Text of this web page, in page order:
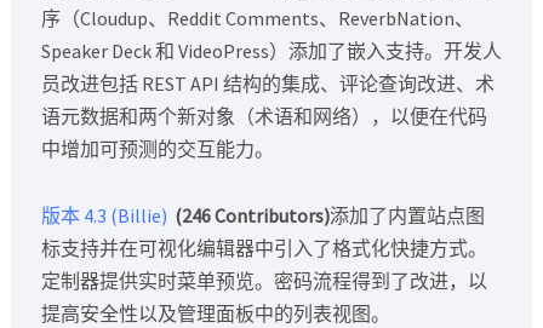
序（Cloudup、Reddit Comments、ReverbNation、
Speaker Deck 和 VideoPress）添加了嵌入支持。开发人
员改进包括 REST API 结构的集成、评论查询改进、术
语元数据和两个新对象（术语和网络），以便在代码
中增加可预测的交互能力。
版本 4.3 (Billie) (246 Contributors)添加了内置站点图
标支持并在可视化编辑器中引入了格式化快捷方式。
定制器提供实时菜单预览。密码流程得到了改进，以
提高安全性以及管理面板中的列表视图。